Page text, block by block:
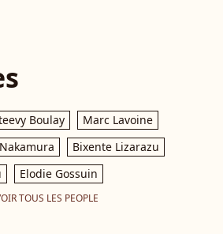
Boulay
Marc Lavoine
Bixente Lizarazu
Elodie Gossuin
TOUS LES PEOPLE